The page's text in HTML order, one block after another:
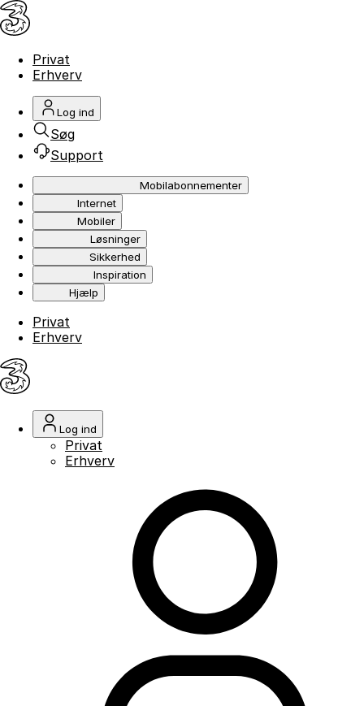
Privat
Erhverv
Log ind
Søg
Support
Mobilabonnementer
Internet
Mobiler
Løsninger
Sikkerhed
Inspiration
Hjælp
Privat
Erhverv
Log ind
Privat
Erhverv